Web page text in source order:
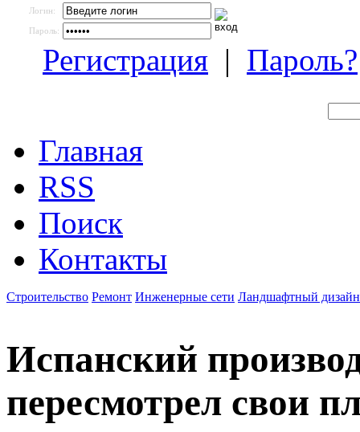
Логин:
Пароль:
Регистрация | Пароль?
Главная
RSS
Поиск
Контакты
Строительство Ремонт Инженерные сети Ландшафтный дизайн
Испанский
пересмотрел свои